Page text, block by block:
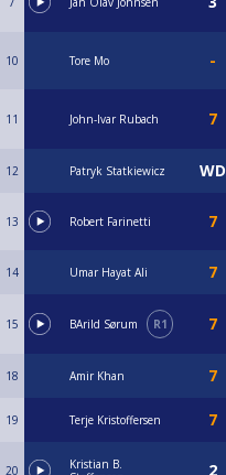
10 Tore Mo
11 John-Ivar Rubach
12 Patryk Statkiewicz
13 Robert Farinetti
14 Umar Hayat Ali
15 BArild Sørum R1
18 Amir Khan
19 Terje Kristoffersen
20
Kristian B.